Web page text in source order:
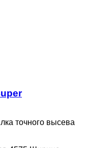
точного высева